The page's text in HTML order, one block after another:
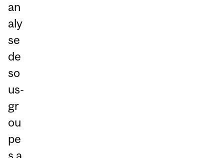
an
aly
se
de
so
us-
gr
ou
pe